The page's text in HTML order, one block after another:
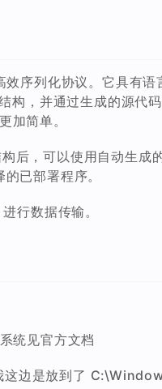
列化协议。它具有语
，并通过生成的源代
加简单。
后，可以使用自动生成
已部署程序。
行数据传输。
统见官方文档
边是放到了